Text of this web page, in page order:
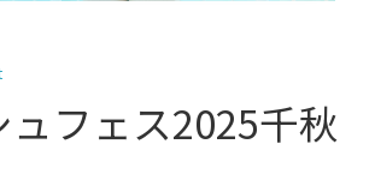
ュフェス2025千秋